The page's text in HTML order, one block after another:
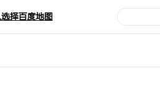
择百度地图